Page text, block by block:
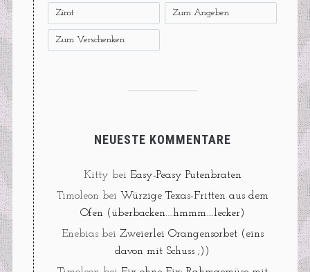
Zimt Zum Angeben
Zum Verschenken
NEUESTE KOMMENTARE
Kitty bei Easy-Peasy Putenbraten
Timoleon bei Würzige Texas-Fritten aus dem
Ofen (überbacken….hmmm….lecker)
Enebiasbei Zweierlei Orangensorbet (eins
davon mit Schuss ;))